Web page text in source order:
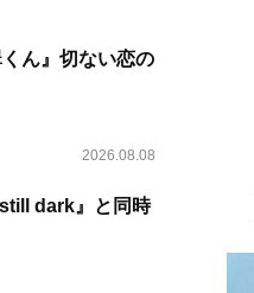
ん』切ない恋の
2026.08.08
dark』と同時